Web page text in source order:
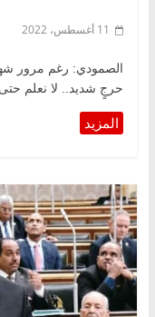
11 أغسطس، 2022
الصمودي: رغم مرور
حرجٍ شديد.. لا نعلم